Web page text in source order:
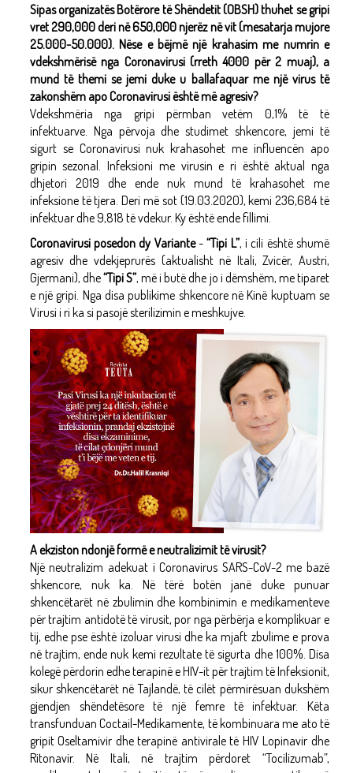
Sipas organizatës Botërore të Shëndetit (OBSH) thuhet se gripi
vret 290,000 deri në 650,000 njerëz në vit (mesatarja mujore
25.000-50.000). Nëse e bëjmë një krahasim me numrin e
vdekshmërisë nga Coronavirusi (rreth 4000 për 2 muaj), a
mund të themi se jemi duke u ballafaquar me një virus të
zakonshëm apo Coronavirusi është më agresiv?
Vdekshmëria nga gripi përmban vetëm 0,1% të të
infektuarve. Nga përvoja dhe studimet shkencore, jemi të
sigurt se Coronavirusi nuk krahasohet me influencën apo
gripin sezonal. Infeksioni me virusin e ri është aktual nga
dhjetori 2019 dhe ende nuk mund të krahasohet me
infeksione të tjera. Deri më sot (19.03.2020), kemi 236,684 të
infektuar dhe 9,818 të vdekur. Ky është ende fillimi.
Coronavirusi posedon dy Variante-“Tipi L”, i cili është shumë
agresiv dhe vdekjeprurës (aktualisht në Itali, Zvicër, Austri,
Gjermani), dhe“Tipi S”, më i butë dhe jo i dëmshëm, me tiparet
e një gripi. Nga disa publikime shkencore në Kinë kuptuam se
Virusi i ri ka si pasojë sterilizimin e meshkujve.
A ekziston ndonjë formë e neutralizimit të virusit?
Një neutralizim adekuat i Coronavirus SARS-CoV-2 me bazë
shkencore, nuk ka. Në tërë botën janë duke punuar
shkencëtarët në zbulimin dhe kombinimin e medikamenteve
për trajtim antidotë të virusit, por nga përbërja e komplikuar e
tij, edhe pse është izoluar virusi dhe ka mjaft zbulime e prova
në trajtim, ende nuk kemi rezultate të sigurta dhe 100%. Disa
kolegë përdorin edhe terapinë e HIV-it për trajtim të Infeksionit,
sikur shkencëtarët në Tajlandë, të cilët përmirësuan dukshëm
gjendjen shëndetësore të një femre të infektuar. Këta
transfunduan Coctail-Medikamente, të kombinuara me ato të
gripit Oseltamivir dhe terapinë antivirale të HIV Lopinavir dhe
Ritonavir. Në Itali, në trajtim përdoret “Tocilizumab”,